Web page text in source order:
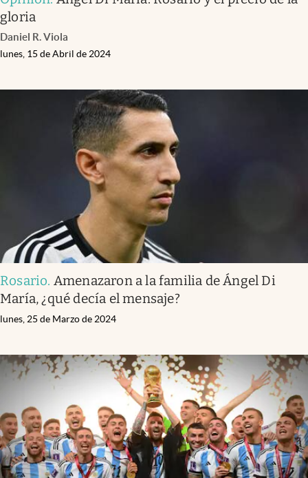
gloria
Daniel R. Viola
lunes, 15 de Abril de 2024
Rosario. Amenazaron a la familia de Ángel Di
María, ¿qué decía el mensaje?
lunes, 25 de Marzo de 2024